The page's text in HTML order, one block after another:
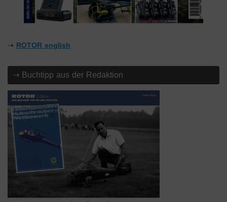
⇢ ROTOR english
⇢ Buchtipp aus der Redaktion